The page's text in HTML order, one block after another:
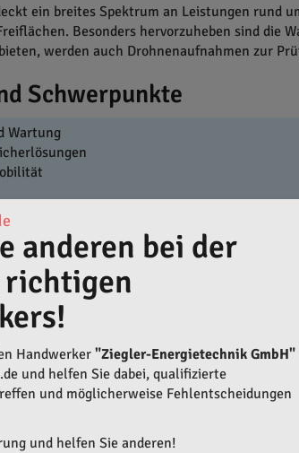
ein breites Spektrum an Leistungen rund
Besonders hervorzuheben sind die
werden auch Drohnenaufnahmen zur
Schwerpunkte
Wartung
Energie
anderen bei der
richtigen
Handwerker"Ziegler-Energietechnik GmbH"
und helfen Sie dabei, qualifizierte
und möglicherweise Fehlentscheidungen
und helfen Sie anderen!